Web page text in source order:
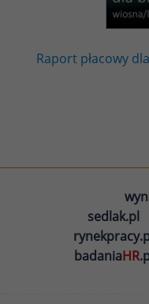
Raport płacowy
sedlak.pl
badaniaHR